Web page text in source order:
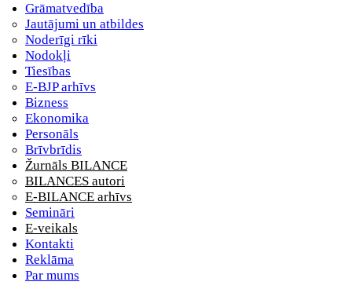
Grāmatvedība
Jautājumi un atbildes
Noderīgi rīki
Nodokļi
Tiesības
E-BJP arhīvs
Bizness
Ekonomika
Personāls
Brīvbrīdis
Žurnāls BILANCE
BILANCES autori
E-BILANCE arhīvs
Semināri
E-veikals
Kontakti
Reklāma
Par mums